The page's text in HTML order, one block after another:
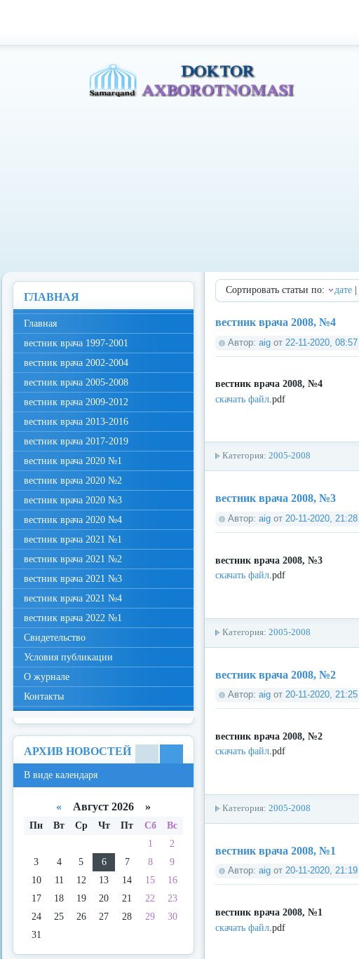
Сортировать статьи по: дате
вестник врача 2008, №4
Автор: aig от 22-11-2020, 08:57
вестник врача 2008, №4
скачать файл .pdf
Категория: 2005-2008
вестник врача 2008, №3
Автор: aig от 20-11-2020, 21:28
вестник врача 2008, №3
скачать файл.pdf
Категория: 2005-2008
вестник врача 2008, №2
Автор: aig от 20-11-2020, 21:25
вестник врача 2008, №2
скачать файл.pdf
Категория: 2005-2008
вестник врача 2008, №1
Автор: aig от 20-11-2020, 21:19
вестник врача 2008, №1
скачать файл .pdf
ГЛАВНАЯ
Главная
вестник врача 1997-2001
вестник врача 2002-2004
вестник врача 2005-2008
вестник врача 2009-2012
вестник врача 2013-2016
вестник врача 2017-2019
вестник врача 2020 №1
вестник врача 2020 №2
вестник врача 2020 №3
вестник врача 2020 №4
вестник врача 2021 №1
вестник врача 2021 №2
вестник врача 2021 №3
вестник врача 2021 №4
вестник врача 2022 №1
Свидетельство
Условия публикации
О журнале
Контакты
АРХИВ НОВОСТЕЙ
В виде календаря
« Август 2026 »
Пн Вт Ср Чт Пт Сб
Вс
1
2
3
4 5 6 7 8
9
10
11 12 13 14 15
16
17
18 19 20 21 22
23
24
25 26 27 28 29
30
31